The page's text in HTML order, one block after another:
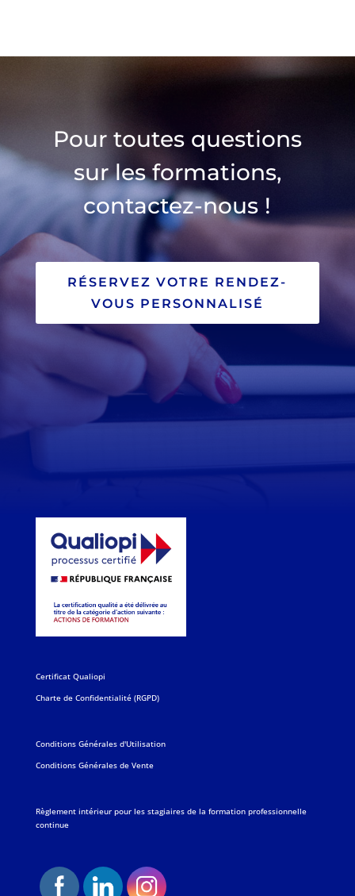
Pour toutes questions
sur les formations,
contactez-nous !
RÉSERVEZ VOTRE RENDEZ-
VOUS PERSONNALISÉ
Certificat Qualiopi
Charte de Confidentialité (RGPD)
Conditions Générales d'Utilisation
Conditions Générales de Vente
Règlement intérieur pour les stagiaires de la formation professionnelle
continue